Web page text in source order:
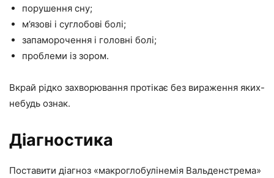
порушення сну;
м’язові і суглобові болі;
запаморочення і головні болі;
проблеми із зором.
Вкрай рідко захворювання протікає без вираження яких-
небудь ознак.
Діагностика
Поставити діагноз «макроглобулінемія Вальденстрема»